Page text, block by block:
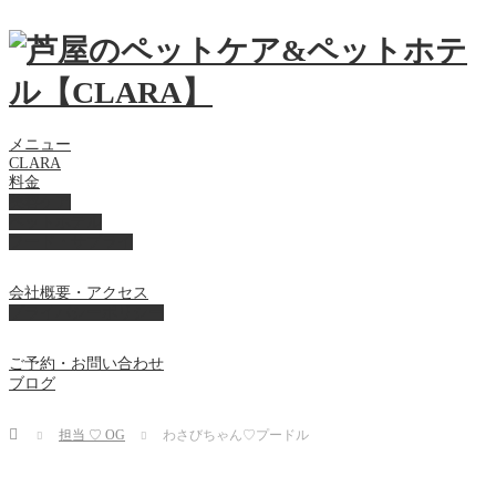
メニュー
CLARA
料金
会社概要・アクセス
ご予約・お問い合わせ
ブログ
Home 担当 ♡ OG わさびちゃん♡プードル